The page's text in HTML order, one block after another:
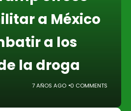
a México
a los
la droga
7 AÑOS AGO 0 COMMENTS